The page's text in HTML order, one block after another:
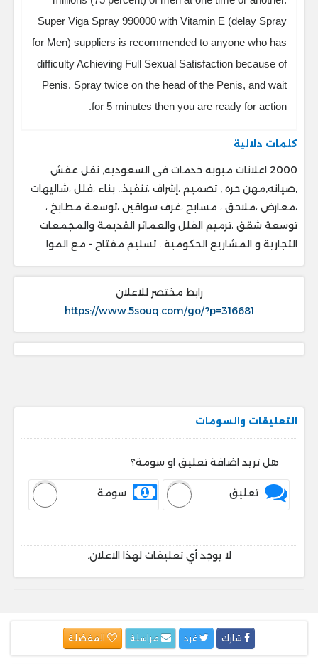
Super Viga Spray 990000 with Vitamin E (delay Spray
for Men) suppliers is recommended to anyone who has
difficulty Achieving Full Sexual Satisfaction because of
Penis. Spray twice on the head of the Penis, and wait
for 5 minutes then you are ready for action.
كلمات دلالية
2000 اعلانات مبوبه خدمات فى السعوديه, نقل عفش
,صيانه,مهن حره , تصميم ،إشراف ،تنفيذ.. ‎بناء ،فلل ،شاليهات
،معارض ،ملاحق ، ‎مسابح ،غرف سواقين ،توسعة مطابخ ،
‎توسعة شقق ،ترميم الفلل والعمائر القديمة والمجمعات
التجارية و المشاريع الحكومية . ‎تسليم مفتاح - مع الموا
رابط مختصر للاعلان
https://www.5souq.com/go/?p=316681
التعليقات والسومات
هل تريد اضافة تعليق او سومة؟
تعليق سومة
لا يوجد أي تعليقات لهذا الاعلان.
شارك غرد